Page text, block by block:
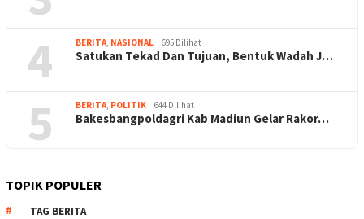
4 BERITA NASIONAL 695 Dilihat
Satukan Tekad Dan Tujuan, Bentuk Wadah J…
5 BERITA POLITIK 644 Dilihat
Bakesbangpoldagri Kab Madiun Gelar Rakor…
TOPIK POPULER
TAG BERITA